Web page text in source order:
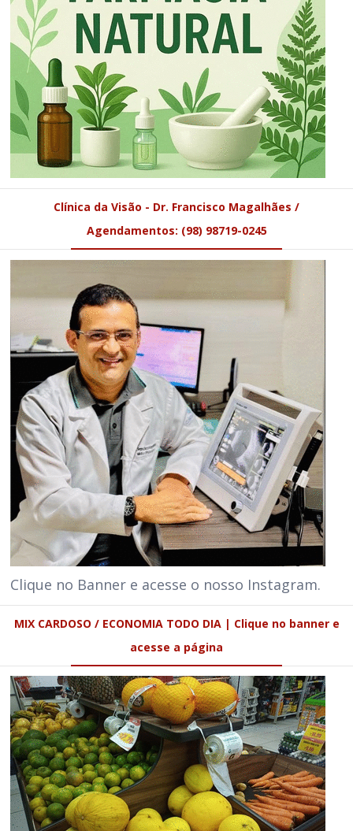
Clínica da Visão - Dr. Francisco Magalhães /
Agendamentos: (98) 98719-0245
Clique no Banner e acesse o nosso Instagram.
MIX CARDOSO / ECONOMIA TODO DIA | Clique no banner e
acesse a página